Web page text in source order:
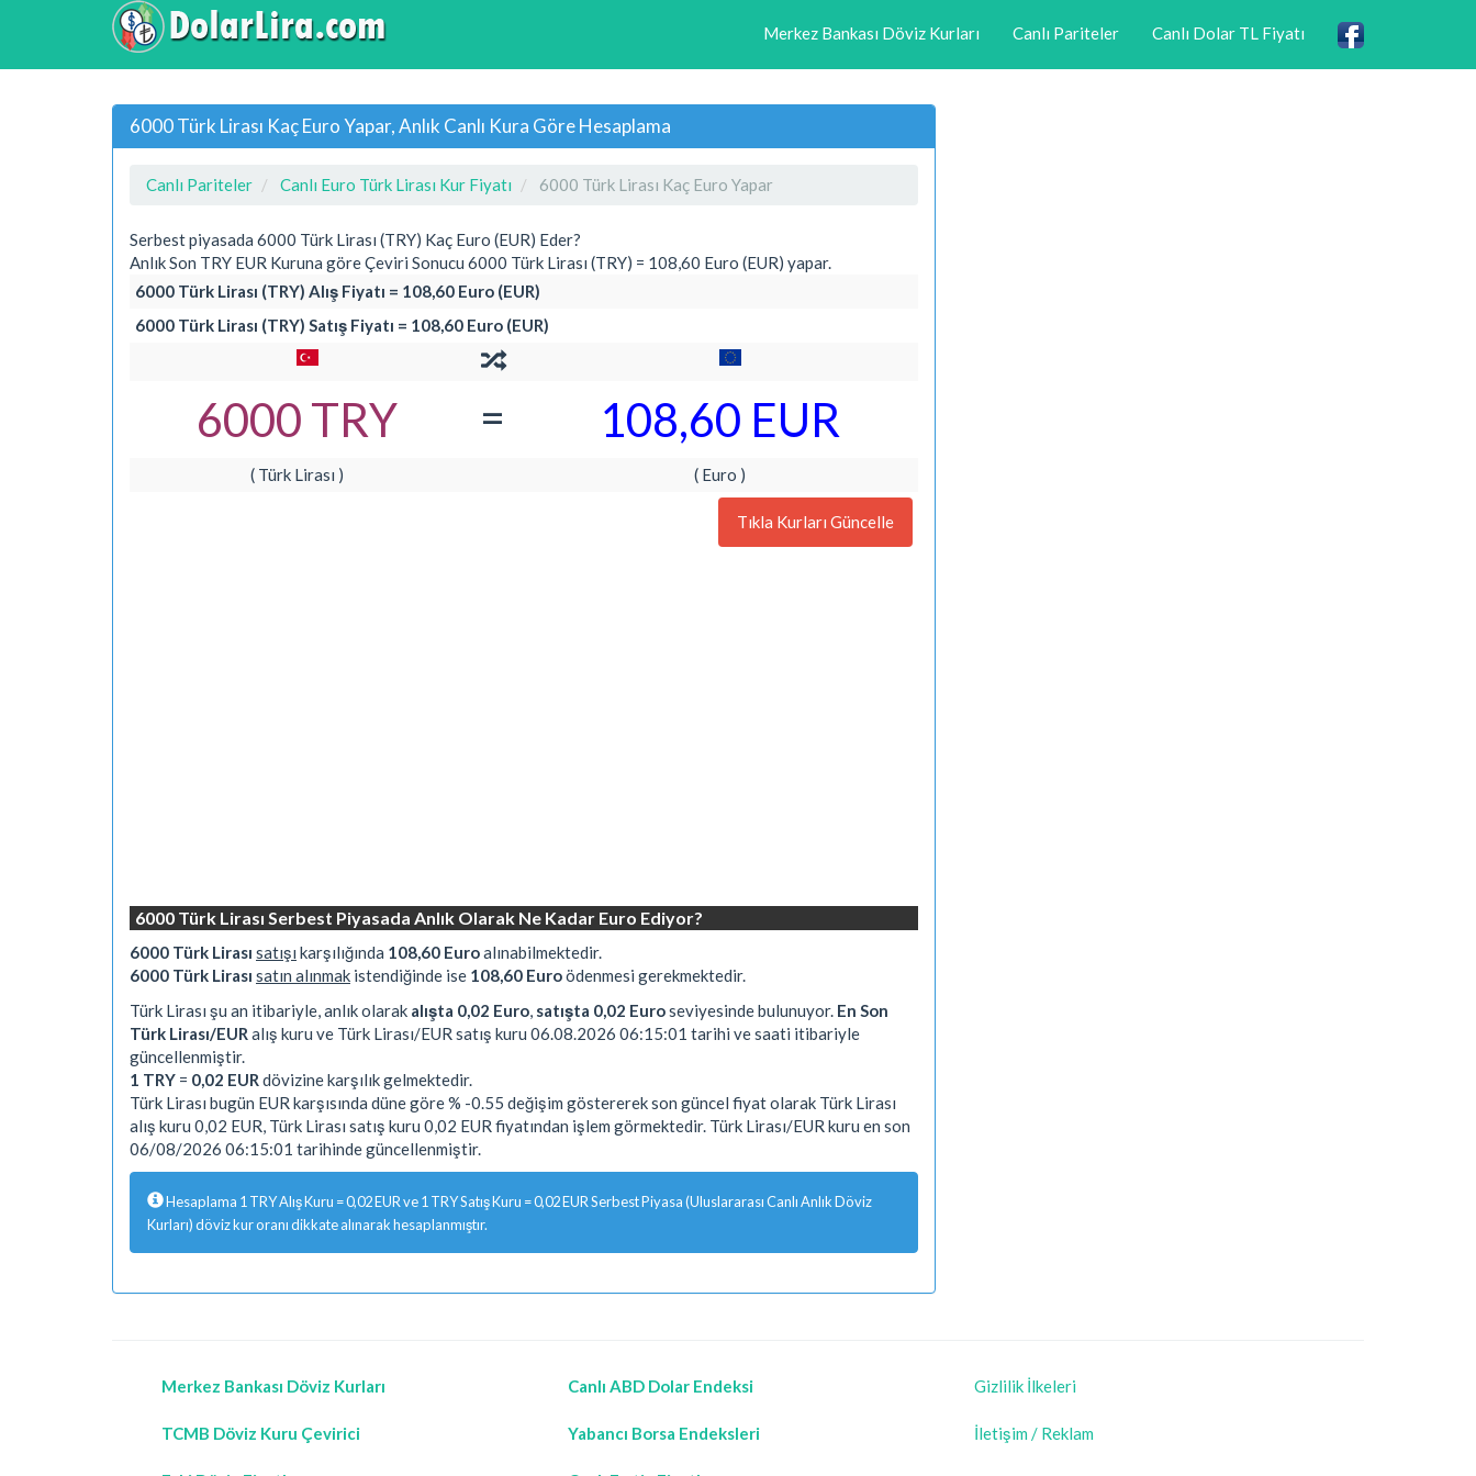
Merkez Bankası Döviz Kurları Canlı Pariteler Canlı Dolar TL Fiyatı
6000 Türk Lirası Kaç Euro Yapar, Anlık Canlı Kura Göre Hesaplama
Canlı Pariteler Canlı Euro Türk Lirası Kur Fiyatı 6000 Türk Lirası Kaç Euro Yapar
Serbest piyasada 6000 Türk Lirası (TRY) Kaç Euro (EUR) Eder?
Anlık Son TRY EUR Kuruna göre Çeviri Sonucu 6000 Türk Lirası (TRY) = 108,60 Euro (EUR) yapar.
6000 Türk Lirası (TRY) Alış Fiyatı = 108,60 Euro (EUR)
6000 Türk Lirası (TRY) Satış Fiyatı = 108,60 Euro (EUR)
6000 TRY = 108,60 EUR
( Türk Lirası ) ( Euro )
Tıkla Kurları Güncelle
6000 Türk Lirası Serbest Piyasada Anlık Olarak Ne Kadar Euro Ediyor?
6000 Türk Lirası satışı karşılığında 108,60 Euroalınabilmektedir.
6000 Türk Lirası satın alınmak istendiğinde ise 108,60 Euroödenmesi gerekmektedir.
Türk Lirası şu an itibariyle, anlık olarak alışta 0,02 Euro satışta 0,02 Euroseviyesinde bulunuyor. En Son
Türk Lirası/EUR alış kuru ve Türk Lirası/EUR satış kuru 06.08.2026 06:15:01 tarihi ve saati itibariyle
güncellenmiştir.
1 TRY = 0,02 EUR dövizine karşılık gelmektedir.
Türk Lirası bugün EUR karşısında düne göre % -0.55 değişim göstererek son güncel fiyat olarak Türk Lirası
alış kuru 0,02 EUR, Türk Lirası satış kuru 0,02 EUR fiyatından işlem görmektedir. Türk Lirası/EUR kuru en son
06/08/2026 06:15:01 tarihinde güncellenmiştir.
Hesaplama 1 TRY Alış Kuru = 0,02 EUR ve 1 TRY Satış Kuru = 0,02 EUR Serbest Piyasa (Uluslararası Canlı Anlık Döviz
Kurları) döviz kur oranı dikkate alınarak hesaplanmıştır.
Merkez Bankası Döviz Kurları
TCMB Döviz Kuru Çevirici
Canlı ABD Dolar Endeksi
Yabancı Borsa Endeksleri
Gizlilik İlkeleri
İletişim / Reklam